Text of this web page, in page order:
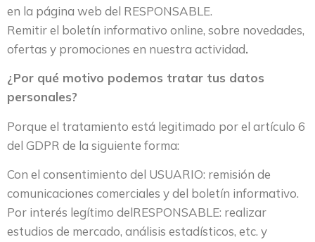
en la página web del RESPONSABLE.
Remitir el boletín informativo online, sobre novedades,
ofertas y promociones en nuestra actividad.
¿Por qué motivo podemos tratar tus datos
personales?
Porque el tratamiento está legitimado por el artículo 6
del GDPR de la siguiente forma:
Con el consentimiento del USUARIO: remisión de
comunicaciones comerciales y del boletín informativo.
Por interés legítimo delRESPONSABLE: realizar
estudios de mercado, análisis estadísticos, etc. y